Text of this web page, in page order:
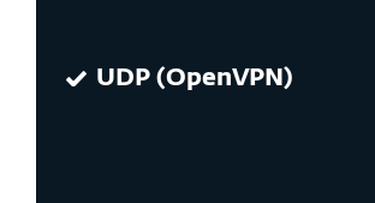
UDP (OpenVPN)